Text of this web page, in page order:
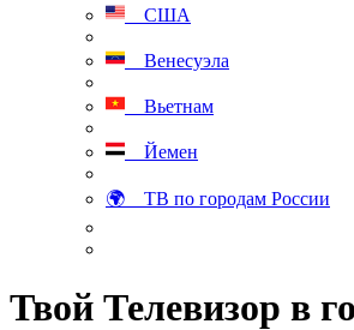
США
Венесуэла
Вьетнам
Йемен
🌍 ТВ по городам России
Твой Телевизор в